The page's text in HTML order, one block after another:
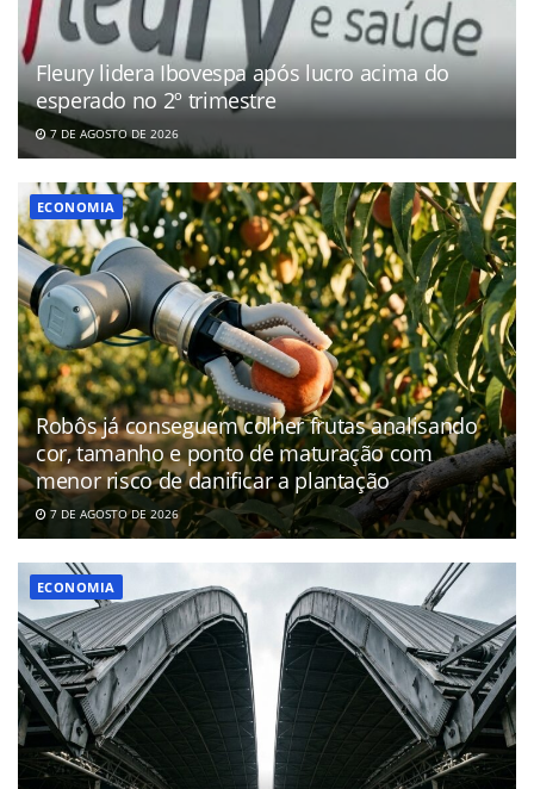
Fleury lidera Ibovespa após lucro acima do
esperado no 2º trimestre
7 DE AGOSTO DE 2026
ECONOMIA
Robôs já conseguem colher frutas analisando
cor, tamanho e ponto de maturação com
menor risco de danificar a plantação
7 DE AGOSTO DE 2026
ECONOMIA